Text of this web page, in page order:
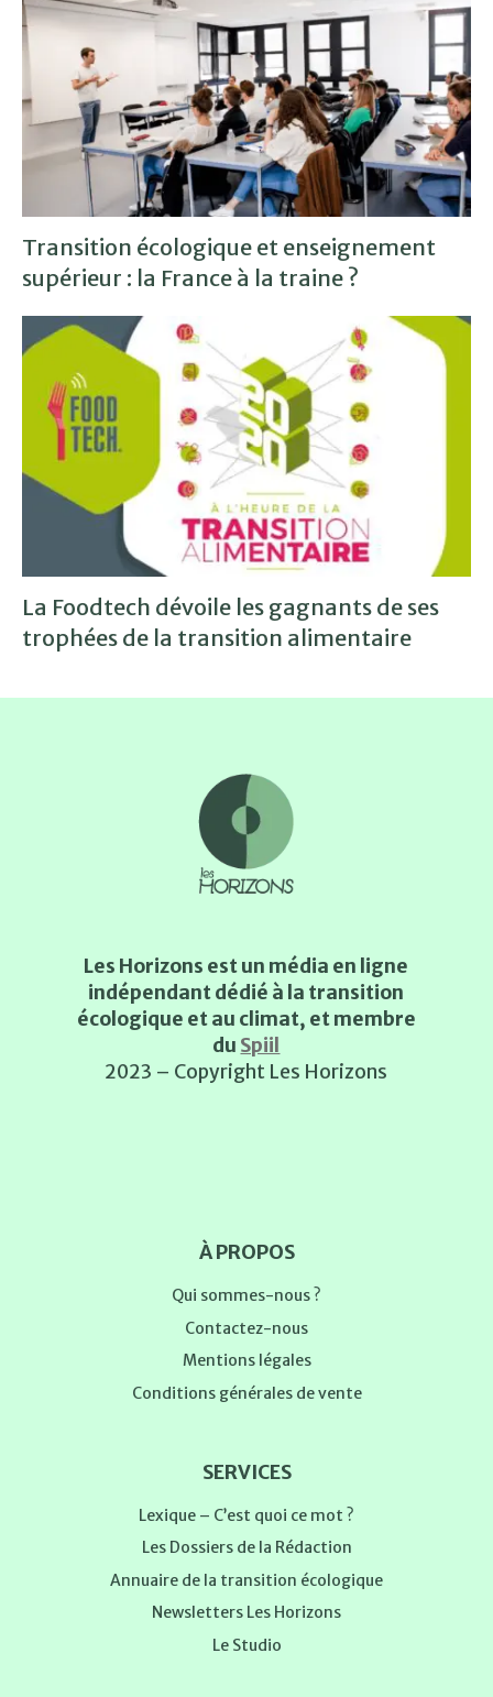
Transition écologique et enseignement
supérieur : la France à la traine ?
La Foodtech dévoile les gagnants de ses
trophées de la transition alimentaire
Les Horizons est un média en ligne
indépendant dédié à la transition
écologique et au climat, et membre
du Spiil
2023 – Copyright Les Horizons
À PROPOS
Qui sommes-nous ?
Contactez-nous
Mentions légales
Conditions générales de vente
SERVICES
Lexique – C’est quoi ce mot ?
Les Dossiers de la Rédaction
Annuaire de la transition écologique
Newsletters Les Horizons
Le Studio